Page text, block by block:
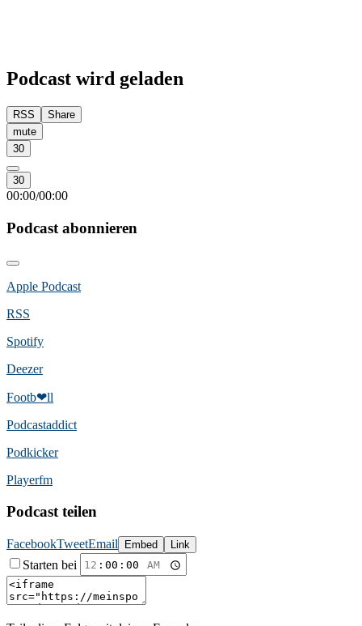
Podcast wird geladen
RSS
Share
mute
30
30
00:00/00:00
Podcast abonnieren
Apple Podcast
RSS
Spotify
Deezer
Footb❤ll
Podcast­addict
Podkicker
Playerfm
Podcast teilen
FacebookTweetEmail Embed Link
Starten bei